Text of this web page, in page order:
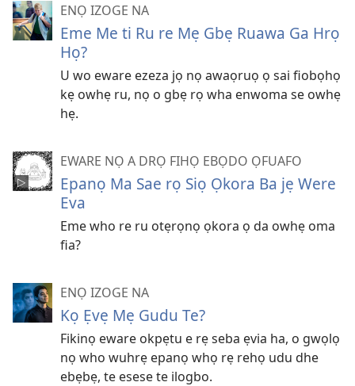
ENỌ IZOGE NA
Eme Me ti Ru re Mẹ Gbẹ Ruawa Ga Hrọ
Họ?
U wo eware ezeza jọ nọ awaọruọ ọ sai fiobọhọ
kẹ owhẹ ru, nọ o gbẹ rọ wha enwoma se owhẹ
hẹ.
EWARE NỌ A DRỌ FIHỌ EBỌDO ỌFUAFO
Epanọ Ma Sae rọ Siọ Ọkora Ba jẹ Were
Eva
Eme who re ru otẹrọnọ ọkora ọ da owhẹ oma
fia?
ENỌ IZOGE NA
Kọ Ẹvẹ Mẹ Gudu Te?
Fikinọ eware okpẹtu e rẹ seba ẹvia ha, o gwọlọ
nọ who wuhrẹ epanọ whọ rẹ rehọ udu dhe
ebẹbẹ, te esese te ilogbo.